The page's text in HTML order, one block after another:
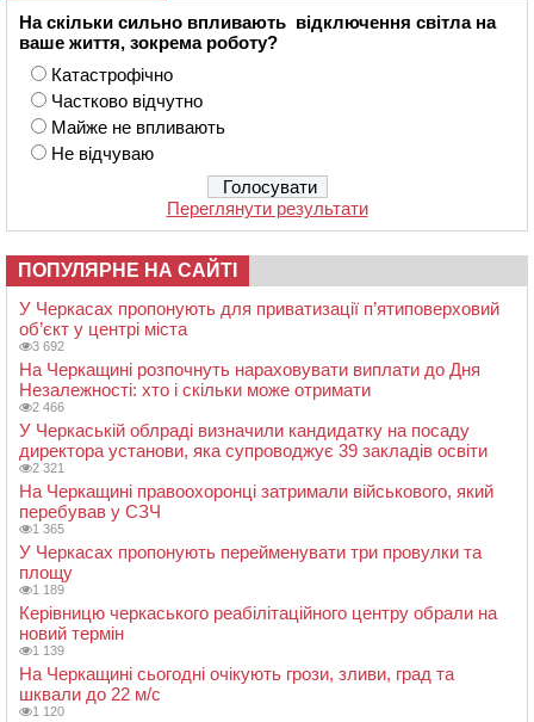
На скільки сильно впливають відключення світла на
ваше життя, зокрема роботу?
Катастрофічно
Частково відчутно
Майже не впливають
Не відчуваю
Переглянути результати
ПОПУЛЯРНЕ НА САЙТІ
У Черкасах пропонують для приватизації п’ятиповерховий
об’єкт у центрі міста
3 692
На Черкащині розпочнуть нараховувати виплати до Дня
Незалежності: хто і скільки може отримати
2 466
У Черкаській облраді визначили кандидатку на посаду
директора установи, яка супроводжує 39 закладів освіти
2 321
На Черкащині правоохоронці затримали військового, який
перебував у СЗЧ
1 365
У Черкасах пропонують перейменувати три провулки та
площу
1 189
Керівницю черкаського реабілітаційного центру обрали на
новий термін
1 139
На Черкащині сьогодні очікують грози, зливи, град та
шквали до 22 м/с
1 120